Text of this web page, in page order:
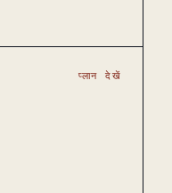
प्लान देखें